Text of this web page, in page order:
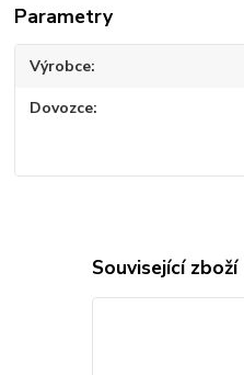
Parametry
Výrobce
Dovozce
Související zboží